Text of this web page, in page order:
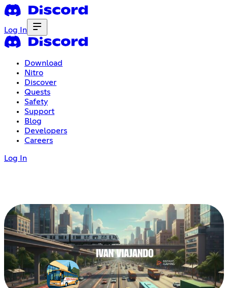
Log In
Download
Nitro
Discover
Quests
Safety
Support
Blog
Developers
Careers
Log In